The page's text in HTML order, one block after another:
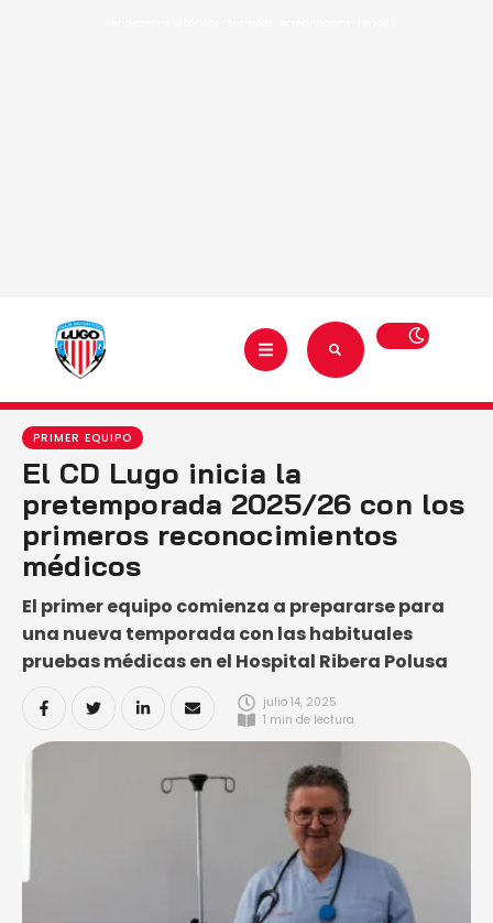
PRIMER EQUIPO
El CD Lugo inicia la
pretemporada 2025/26 con los
primeros reconocimientos
médicos
El primer equipo comienza a prepararse para
una nueva temporada con las habituales
pruebas médicas en el Hospital Ribera Polusa
julio 14, 2025
1 min de lectura